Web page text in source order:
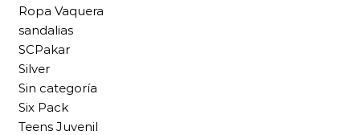
Ropa Vaquera
sandalias
SCPakar
Silver
Sin categoría
Six Pack
Teens Juvenil